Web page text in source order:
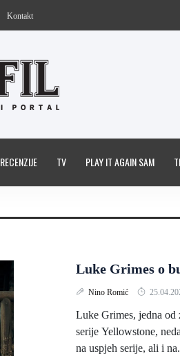
Kontakt
RECENZIJE TV PLAY IT AGAIN SAM
Luke Grimes o
Nino Romić
Luke Grimes, jedna od
serije Yellowstone,
na uspjeh serije, ali i